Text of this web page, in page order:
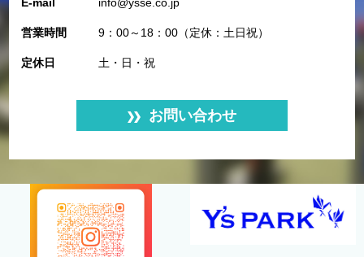
E-mail info@ysse.co.jp
営業時間 9：00～18：00（定休：土日祝）
定休日 土・日・祝
お問い合わせ